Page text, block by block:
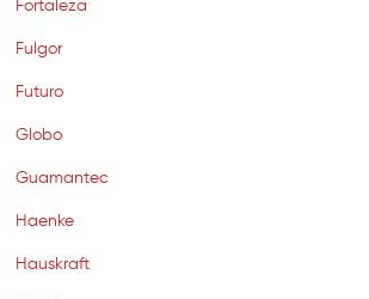
Fortaleza
Fulgor
Futuro
Globo
Guamantec
Haenke
Hauskraft